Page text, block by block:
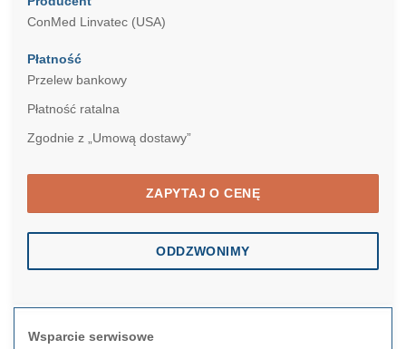
ConMed Linvatec (USA)
Płatność
Przelew bankowy
Płatność ratalna
Zgodnie z „Umową dostawy”
ZAPYTAJ O CENĘ
ODDZWONIMY
Wsparcie serwisowe